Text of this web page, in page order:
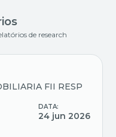
de research
FII RESP
DATA:
24 jun 2026